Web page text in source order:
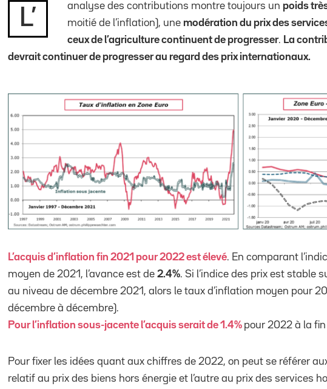
L’
analyse des contributions montre toujours un poids
moitié de l’inflation), une modération du prix des
ceux de l’agriculture continuent de progresser. La
devrait continuer de progresser au regard des prix internationaux.
L’acquis d’inflation fin 2021 pour 2022 est élevé. En comparant
moyen de 2021, l’avance est de 2.4%. Si l’indice des prix est stable
au niveau de décembre 2021, alors le taux d’inflation moyen pour
décembre à décembre).
Pour l’inflation sous-jacente l’acquis serait de 1.4% pour 2022 à la fin
Pour fixer les idées quant aux chiffres de 2022, on peut se référer
relatif au prix des biens hors énergie et l’autre au prix des services